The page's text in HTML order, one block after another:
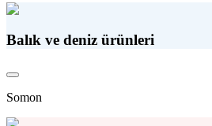
Balık ve deniz ürünleri
Somon